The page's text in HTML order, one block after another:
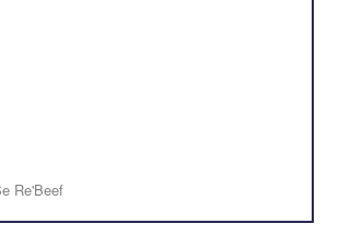
Re'Beef